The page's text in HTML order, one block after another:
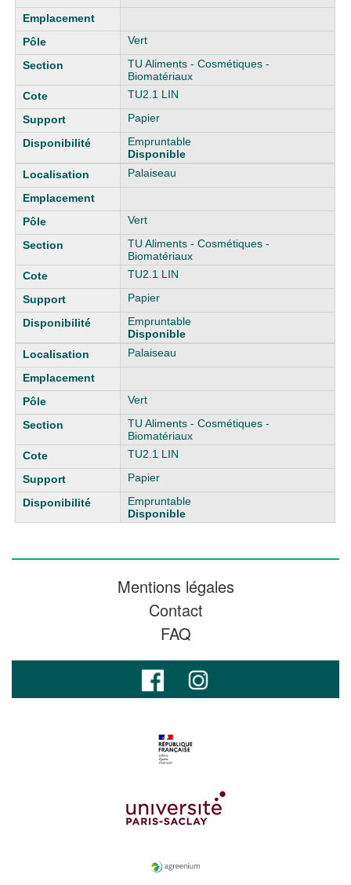
Vert
TU Aliments - Cosmétiques -
Biomatériaux
TU2.1 LIN
Papier
Empruntable
Disponible
Palaiseau
Vert
TU Aliments - Cosmétiques -
Biomatériaux
TU2.1 LIN
Papier
Empruntable
Disponible
Palaiseau
Vert
TU Aliments - Cosmétiques -
Biomatériaux
TU2.1 LIN
Papier
Empruntable
Disponible
Mentions légales
Contact
FAQ